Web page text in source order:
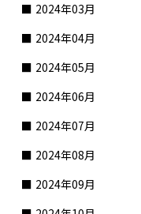
2024年03月
2024年04月
2024年05月
2024年06月
2024年07月
2024年08月
2024年09月